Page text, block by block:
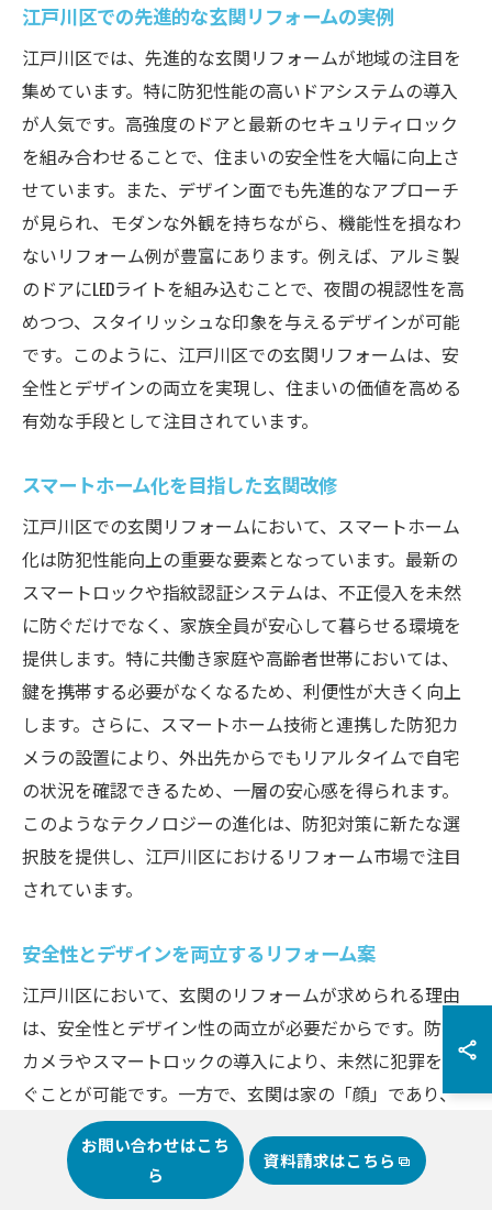
江戸川区での先進的な玄関リフォームの実例
江戸川区では、先進的な玄関リフォームが地域の注目を
集めています。特に防犯性能の高いドアシステムの導入
が人気です。高強度のドアと最新のセキュリティロック
を組み合わせることで、住まいの安全性を大幅に向上さ
せています。また、デザイン面でも先進的なアプローチ
が見られ、モダンな外観を持ちながら、機能性を損なわ
ないリフォーム例が豊富にあります。例えば、アルミ製
のドアにLEDライトを組み込むことで、夜間の視認性を高
めつつ、スタイリッシュな印象を与えるデザインが可能
です。このように、江戸川区での玄関リフォームは、安
全性とデザインの両立を実現し、住まいの価値を高める
有効な手段として注目されています。
スマートホーム化を目指した玄関改修
江戸川区での玄関リフォームにおいて、スマートホーム
化は防犯性能向上の重要な要素となっています。最新の
スマートロックや指紋認証システムは、不正侵入を未然
に防ぐだけでなく、家族全員が安心して暮らせる環境を
提供します。特に共働き家庭や高齢者世帯においては、
鍵を携帯する必要がなくなるため、利便性が大きく向上
します。さらに、スマートホーム技術と連携した防犯カ
メラの設置により、外出先からでもリアルタイムで自宅
の状況を確認できるため、一層の安心感を得られます。
このようなテクノロジーの進化は、防犯対策に新たな選
択肢を提供し、江戸川区におけるリフォーム市場で注目
されています。
安全性とデザインを両立するリフォーム案
江戸川区において、玄関のリフォームが求められる理由
は、安全性とデザイン性の両立が必要だからです。防犯
カメラやスマートロックの導入により、未然に犯罪を防
ぐことが可能です。一方で、玄関は家の「顔」であり、
美しさも欠かせません。シンプルでモダンなデザインを
取り入れることで、機能面だけでなく、視覚的にも高い
満足感を提供します。特にガラスパネルや金属素材を用
お問い合わせはこち
ら
資料請求はこちら